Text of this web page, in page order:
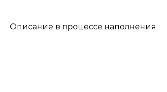
Описание в процессе наполнения